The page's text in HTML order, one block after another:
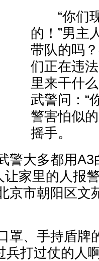
“你们现
的！”男主
带队的吗
们正在违
里来干什
武警问：“
警害怕似
摇手。
大多都用A3
让家里的人报
京市朝阳区文
、手持盾牌
兵打过仗的人